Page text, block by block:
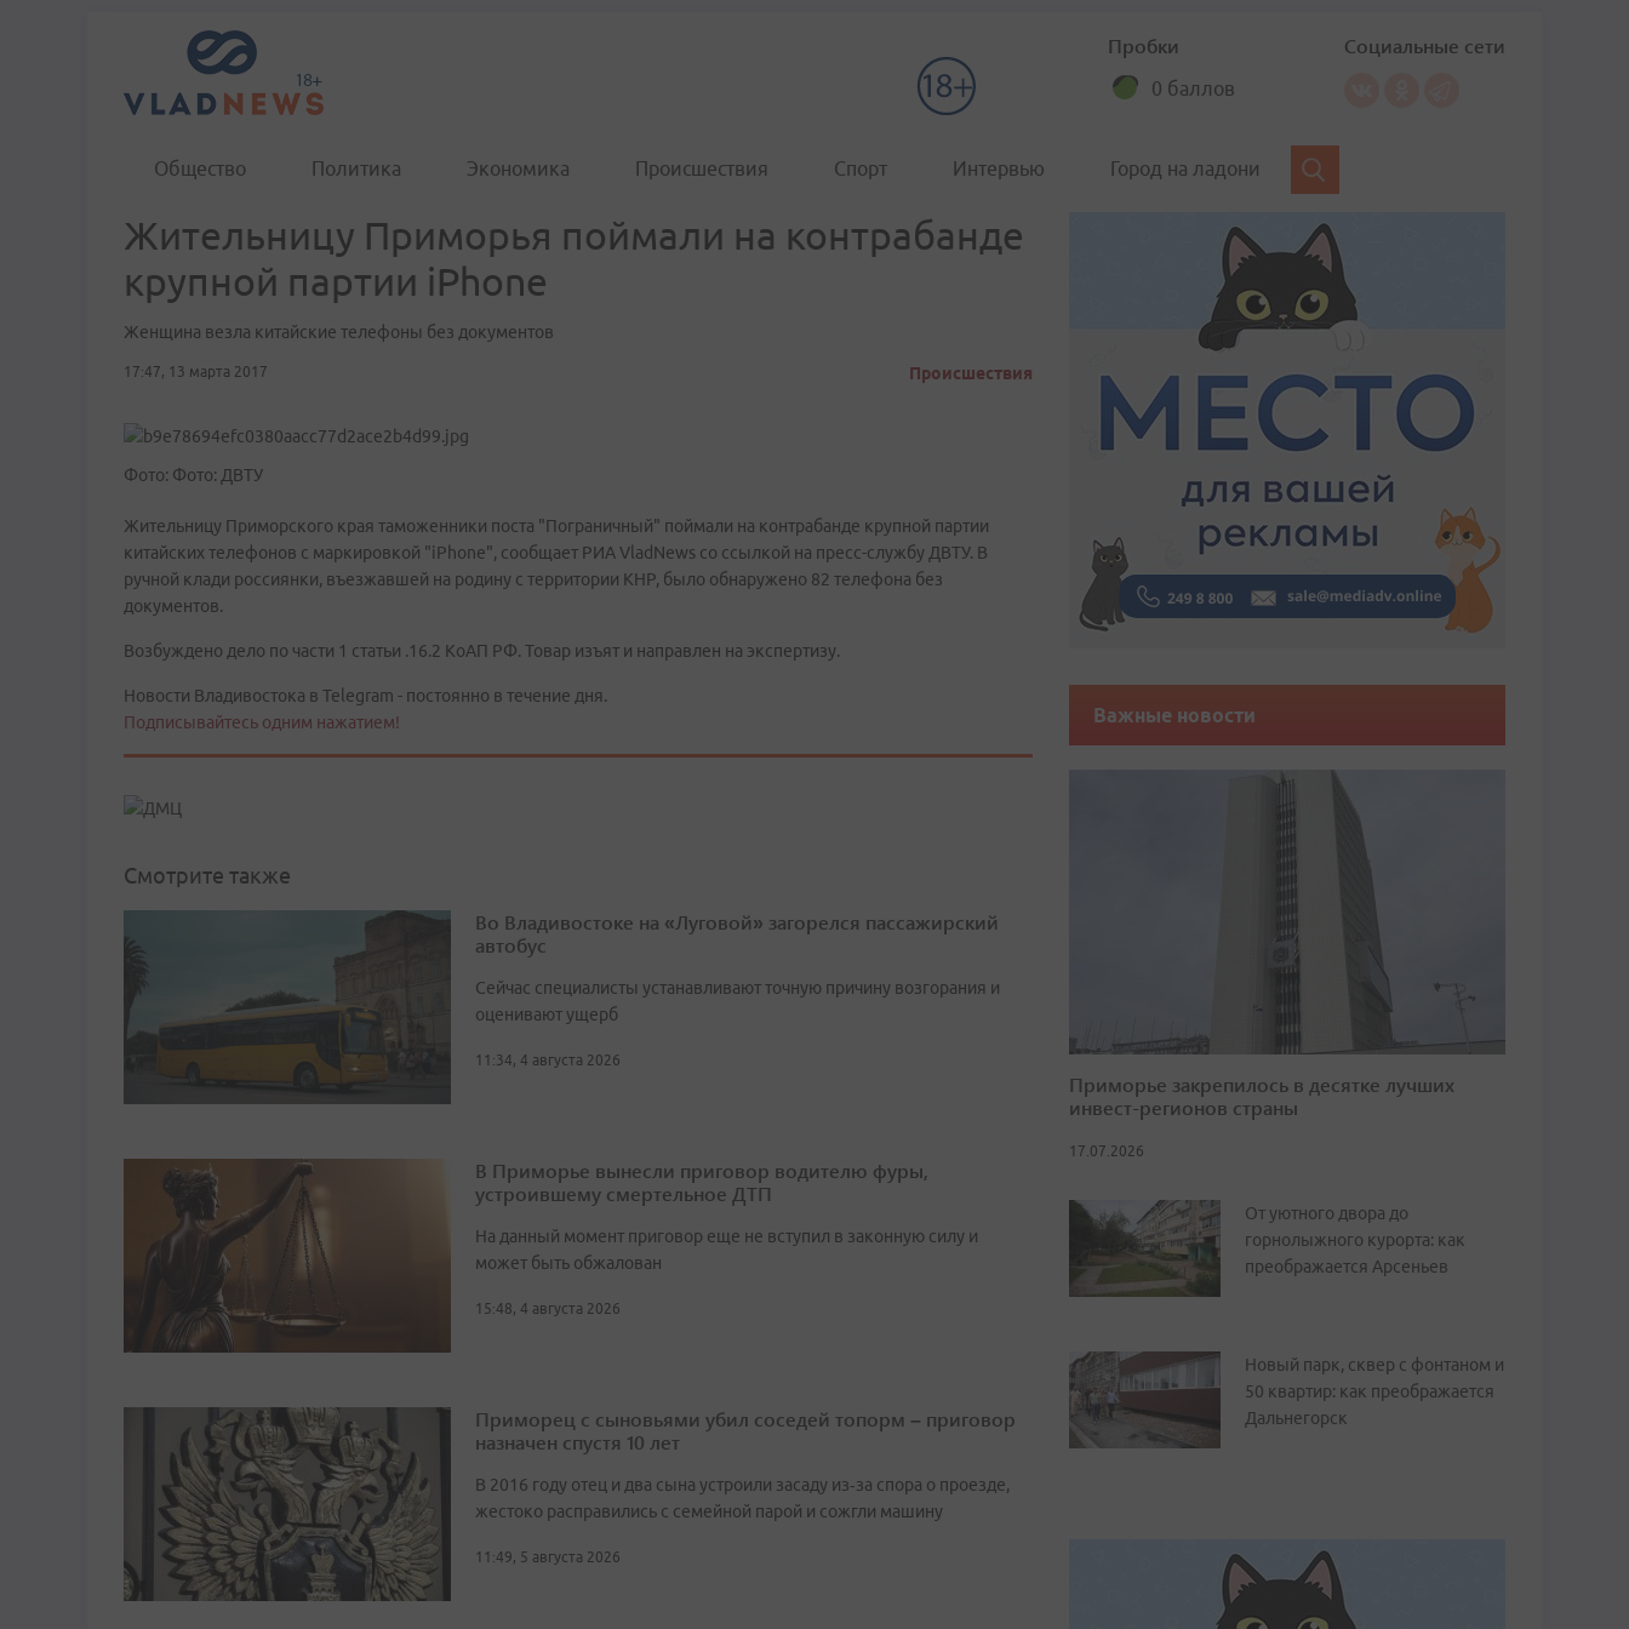
Пробки
0 баллов
Социальные сети
Общество Политика Экономика Происшествия Спорт Интервью Город на ладони
Жительницу Приморья поймали на контрабанде
крупной партии iPhone
Женщина везла китайские телефоны без документов
17:47, 13 марта 2017 Происшествия
Фото: Фото: ДВТУ
Жительницу Приморского края таможенники поста "Пограничный" поймали на контрабанде крупной партии
китайских телефонов с маркировкой "iPhone", сообщает РИА VladNews со ссылкой на пресс-службу ДВТУ. В
ручной клади россиянки, въезжавшей на родину с территории КНР, было обнаружено 82 телефона без
документов.
Возбуждено дело по части 1 статьи .16.2 КоАП РФ. Товар изъят и направлен на экспертизу.
Новости Владивостока в Telegram - постоянно в течение дня.
Подписывайтесь одним нажатием!
Смотрите также
Во Владивостоке на «Луговой» загорелся пассажирский
автобус
Сейчас специалисты устанавливают точную причину возгорания и
оценивают ущерб
11:34, 4 августа 2026
В Приморье вынесли приговор водителю фуры,
устроившему смертельное ДТП
На данный момент приговор еще не вступил в законную силу и
может быть обжалован
15:48, 4 августа 2026
Приморец с сыновьями убил соседей топорм – приговор
назначен спустя 10 лет
В 2016 году отец и два сына устроили засаду из‑за спора о проезде,
жестоко расправились с семейной парой и сожгли машину
11:49, 5 августа 2026
Важные новости
Приморье закрепилось в десятке лучших
инвест-регионов страны
17.07.2026
От уютного двора до
горнолыжного курорта: как
преображается Арсеньев
Новый парк, сквер с фонтаном и
50 квартир: как преображается
Дальнегорск